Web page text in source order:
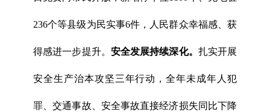
236个等县级为民实事6件，人民群众幸福感、获
得感进一步提升。 安全发展持续深化。 扎实开展
安全生产治本攻坚三年行动，全年未成年人犯
罪、交通事故、安全事故直接经济损失同比下降